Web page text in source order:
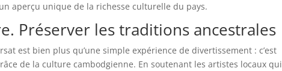
aperçu unique de la richesse culturelle du pays.
Préserver les traditions ancestrales
est bien plus qu’une simple expérience de divertissement : c’est
de la culture cambodgienne. En soutenant les artistes locaux qui